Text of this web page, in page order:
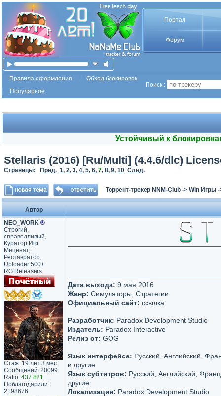
Портал
Форум
Правила оформления
Обход блокировок
Популярное
Поиск :
Устойчивый к
Stellaris (2016) [Ru/Multi] (4.4.6/dlc)
Страницы: Пред. 1, 2, 3, 4, 5, 6, 7, 8, 9, 10 След.
Торрент-трекер NNM-Club -> Win Игры
Автор
NEO_WORK ®
Строгий,
справедливый,
Куратор Игр
Меценат,
Реставратор,
Uploader 500+
RG Releasers
Стаж: 19 лет 3 мес.
Сообщений: 20099
Ratio: 437.821
Поблагодарили:
2198676
Дата выхода: 9 мая 2016
Жанр: Симуляторы, Стратегии
Официальный сайт: ссылка
Разработчик: Paradox Development Studio
Издатель: Paradox Interactive
Релиз от: GOG
Язык интерфейса: Русский, Английский,
и другие
Язык субтитров: Русский, Английский,
другие
Локализация: Paradox Development Studio